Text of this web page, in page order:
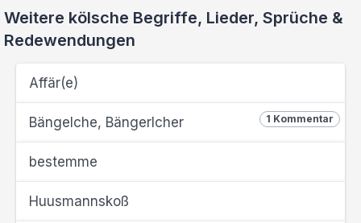
Weitere kölsche Begriffe, Lieder, Sprüche &
Redewendungen
Affär(e)
1 Kommentar
Bängelche, Bängerlcher
bestemme
Huusmannskoß